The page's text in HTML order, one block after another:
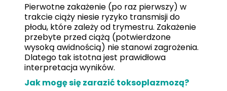
Pierwotne zakażenie (po raz pierwszy) w
trakcie ciąży niesie ryzyko transmisji do
płodu, które zależy od trymestru. Zakażenie
przebyte przed ciążą (potwierdzone
wysoką awidnością) nie stanowi zagrożenia.
Dlatego tak istotna jest prawidłowa
interpretacja wyników.
Jak mogę się zarazić toksoplazmozą?